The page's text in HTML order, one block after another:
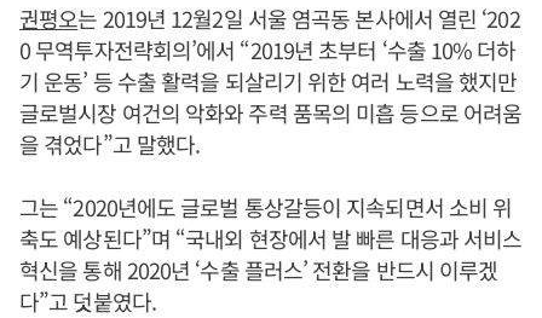
권평오는 2019년 12월2일 서울 염곡동 본사에서 열린 ‘202
0 무역투자전략회의’에서 “2019년 초부터 ‘수출 10% 더하
기 운동’ 등 수출 활력을 되살리기 위한 여러 노력을 했지만
글로벌시장 여건의 악화와 주력 품목의 미흡 등으로 어려움
을 겪었다”고 말했다.
그는 “2020년에도 글로벌 통상갈등이 지속되면서 소비 위
축도 예상된다”며 “국내외 현장에서 발 빠른 대응과 서비스
혁신을 통해 2020년 ‘수출 플러스’ 전환을 반드시 이루겠
다”고 덧붙였다.